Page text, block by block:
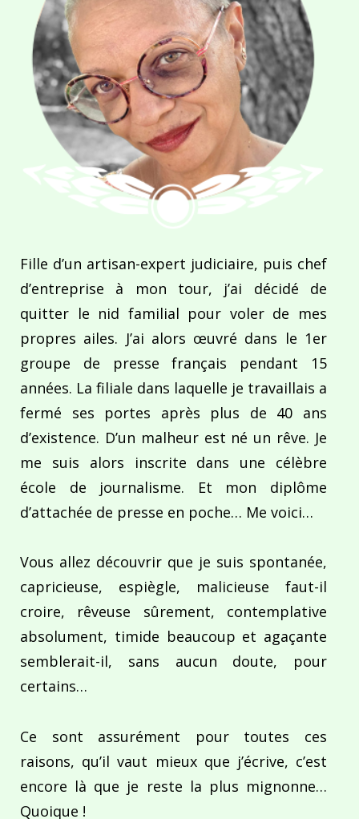
Fille d’un artisan-expert judiciaire, puis chef
d’entreprise à mon tour, j’ai décidé de
quitter le nid familial pour voler de mes
propres ailes. J’ai alors œuvré dans le 1er
groupe de presse français pendant 15
années. La filiale dans laquelle je travaillais a
fermé ses portes après plus de 40 ans
d’existence. D’un malheur est né un rêve. Je
me suis alors inscrite dans une célèbre
école de journalisme. Et mon diplôme
d’attachée de presse en poche… Me voici…
Vous allez découvrir que je suis spontanée,
capricieuse, espiègle, malicieuse faut-il
croire, rêveuse sûrement, contemplative
absolument, timide beaucoup et agaçante
semblerait-il, sans aucun doute, pour
certains…
Ce sont assurément pour toutes ces
raisons, qu’il vaut mieux que j’écrive, c’est
encore là que je reste la plus mignonne…
Quoique !